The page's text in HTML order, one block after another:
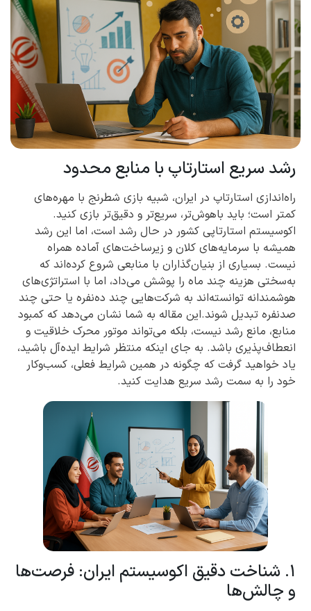
رشد سریع استارتاپ با منابع محدود
راه‌اندازی استارتاپ در ایران، شبیه بازی شطرنج با مهره‌های
کمتر است؛ باید باهوش‌تر، سریع‌تر و دقیق‌تر بازی کنید.
اکوسیستم استارتاپی کشور در حال رشد است، اما این رشد
همیشه با سرمایه‌های کلان و زیرساخت‌های آماده همراه
نیست. بسیاری از بنیان‌گذاران با منابعی شروع کرده‌اند که
به‌سختی هزینه چند ماه را پوشش می‌داد، اما با استراتژی‌های
هوشمندانه توانسته‌اند به شرکت‌هایی چند ده‌نفره یا حتی چند
صد‌نفره تبدیل شوند.این مقاله به شما نشان می‌دهد که کمبود
منابع، مانع رشد نیست، بلکه می‌تواند موتور محرک خلاقیت و
انعطاف‌پذیری باشد. به جای اینکه منتظر شرایط ایده‌آل باشید،
یاد خواهید گرفت که چگونه در همین شرایط فعلی، کسب‌وکار
خود را به سمت رشد سریع هدایت کنید.
۱. شناخت دقیق اکوسیستم ایران: فرصت‌ها
و چالش‌ها